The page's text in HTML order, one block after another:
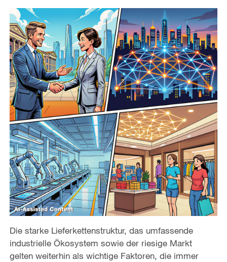
Die starke Lieferkettenstruktur, das umfassende
industrielle Ökosystem sowie der riesige Markt
gelten weiterhin als wichtige Faktoren, die immer